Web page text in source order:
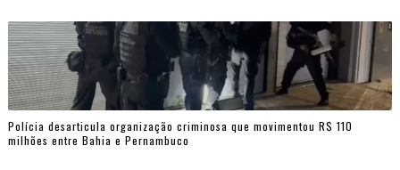
Polícia desarticula organização criminosa que movimentou R$ 110
milhões entre Bahia e Pernambuco